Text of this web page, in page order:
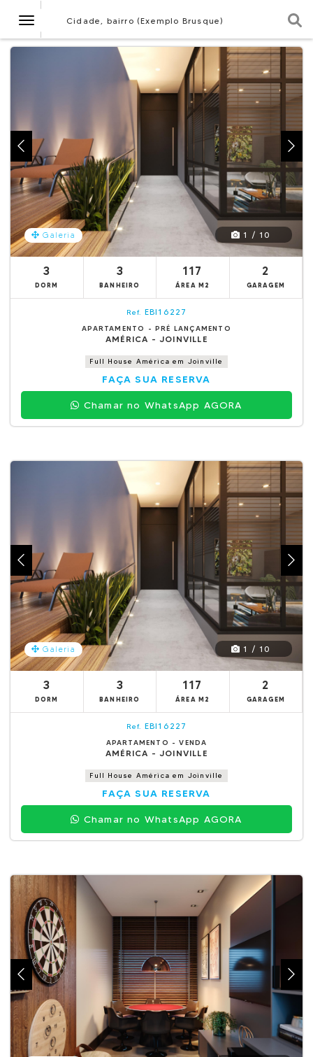
NavegaçãoCidade, bairro (Exemplo Brusque)
Galeria 1 / 10
3
DORM
3
BANHEIRO
117
ÁREA M2
2
GARAGEM
Ref. EBI16227
APARTAMENTO - PRÉ LANÇAMENTO
AMÉRICA - JOINVILLE
Full House América em Joinville
FAÇA SUA RESERVA
Chamar no WhatsApp AGORA
Galeria 1 / 10
3
DORM
3
BANHEIRO
117
ÁREA M2
2
GARAGEM
Ref. EBI16227
APARTAMENTO - VENDA
AMÉRICA - JOINVILLE
Full House América em Joinville
FAÇA SUA RESERVA
Chamar no WhatsApp AGORA